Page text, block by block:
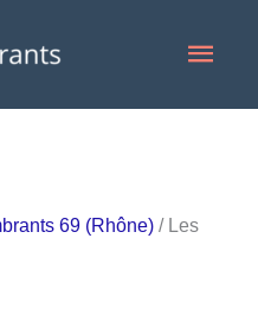
69 (Rhône) / Les